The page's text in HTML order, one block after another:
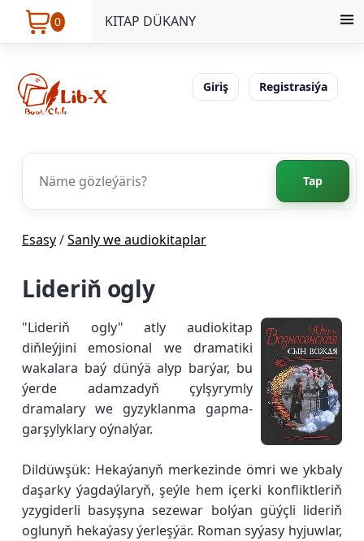
0 KITAP DÜKANY
Giriş Registrasiýa
Tap
Esasy/Sanly we audiokitaplar
Lideriň ogly
"Lideriň ogly" atly audiokitap
diňleýjini emosional we dramatiki
wakalara baý dünýä alyp barýar, bu
ýerde adamzadyň çylşyrymly
dramalary we gyzyklanma gapma-
garşylyklary oýnalýar.
Dildüwşük: Hekaýanyň merkezinde ömri we ykbaly
daşarky ýagdaýlaryň, şeýle hem içerki konfliktleriň
yzygiderli basyşyna sezewar bolýan güýçli lideriň
oglunyň hekaýasy ýerleşýär. Roman syýasy hyjuwlar,